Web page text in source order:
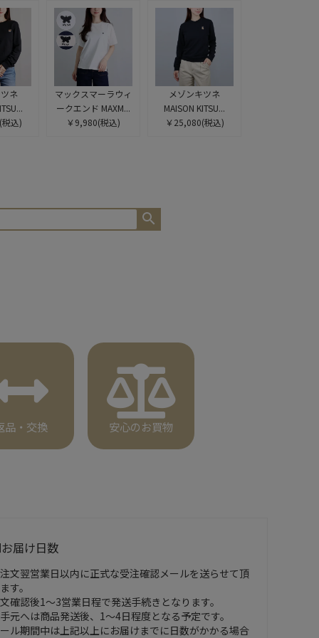
ネ
込)
マックスマーラウィ
ークエンド MAXM...
￥9,980(税込)
メゾンキツネ
MAISON KITSU...
￥25,080(税込)
品・交換 安心のお買物
届け日数
文翌営業日以内に正式な受注確認メールを送らせて頂
す。
確認後1～3営業日程で発送手続きとなります。
元へは商品発送後、1～4日程度となる予定です。
ル期間中は上記以上にお届けまでに日数がかかる場合